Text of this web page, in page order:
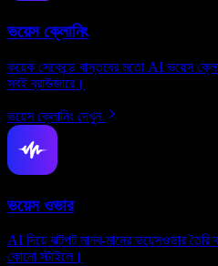
ভয়েস ক্লোনিং
কয়েক সেকেন্ডে বাস্তবের মতো AI ভয়েস
সবই ব্রাউজারে।
ভয়েস ক্লোনিং দেখুন
ভয়েস ওভার
AI দিয়ে ঝটপট মানব-মানের ভয়েসওভার
কোনো স্টাইলে।